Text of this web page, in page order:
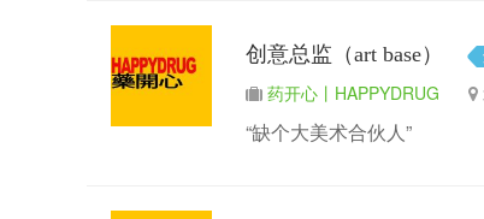
创意总监（art base）
药开心丨HAPPYDRUG
“缺个大美术合伙人”